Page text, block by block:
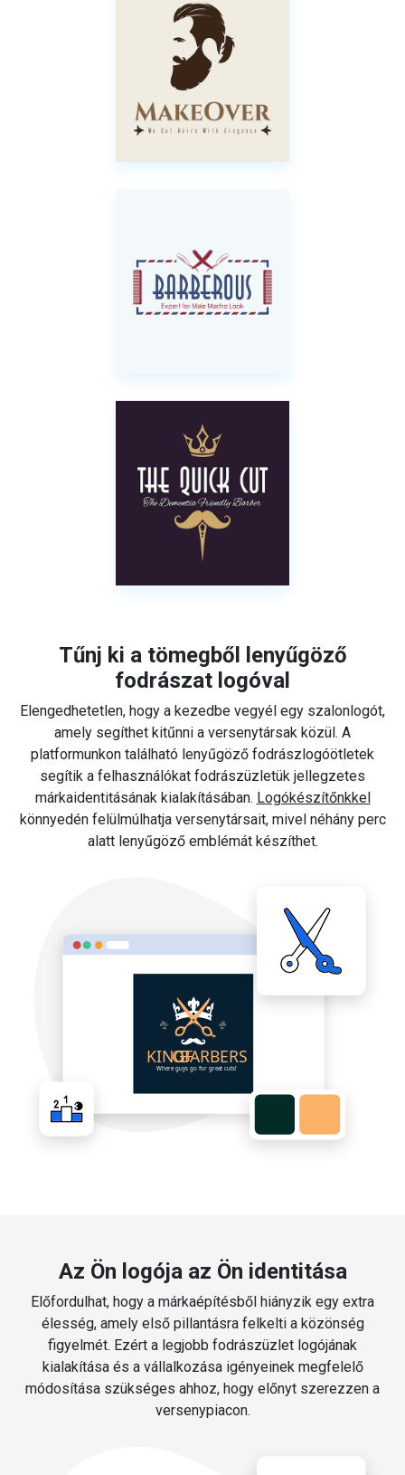
Tűnj ki a tömegből lenyűgöző
fodrászat logóval
Elengedhetetlen, hogy a kezedbe vegyél egy szalonlogót,
amely segíthet kitűnni a versenytársak közül. A
platformunkon található lenyűgöző fodrászlogóötletek
segítik a felhasználókat fodrászüzletük jellegzetes
márkaidentitásának kialakításában. Logókészítőnkkel
könnyedén felülmúlhatja versenytársait, mivel néhány perc
alatt lenyűgöző emblémát készíthet.
Az Ön logója az Ön identitása
Előfordulhat, hogy a márkaépítésből hiányzik egy extra
élesség, amely első pillantásra felkelti a közönség
figyelmét. Ezért a legjobb fodrászüzlet logójának
kialakítása és a vállalkozása igényeinek megfelelő
módosítása szükséges ahhoz, hogy előnyt szerezzen a
versenypiacon.